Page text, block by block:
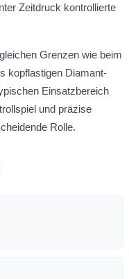
Zeitdruck kontrollierte
Grenzen wie beim
kopflastigen Diamant-
Einsatzbereich
und präzise
Rolle.